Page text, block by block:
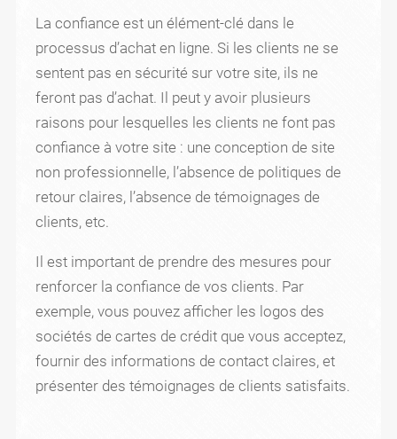
La confiance est un élément-clé dans le
processus d’achat en ligne. Si les clients ne se
sentent pas en sécurité sur votre site, ils ne
feront pas d’achat. Il peut y avoir plusieurs
raisons pour lesquelles les clients ne font pas
confiance à votre site : une conception de site
non professionnelle, l’absence de politiques de
retour claires, l’absence de témoignages de
clients, etc.
Il est important de prendre des mesures pour
renforcer la confiance de vos clients. Par
exemple, vous pouvez afficher les logos des
sociétés de cartes de crédit que vous acceptez,
fournir des informations de contact claires, et
présenter des témoignages de clients satisfaits.